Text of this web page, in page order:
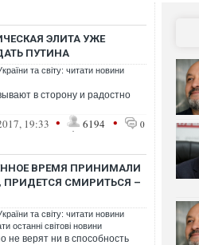
ЭЛИТА УЖЕ
ПУТИНА
та світу: читати новини
в сторону и радостно
19:33 • 6194 • 0
ВРЕМЯ ПРИНИМАЛИ
ПРИДЕТСЯ СМИРИТЬСЯ –
та світу: читати новини
останні світові новини
не верят ни в способность